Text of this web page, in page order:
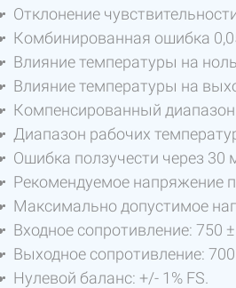
Отклонение
Комбинированная ошибка
Влияние температуры на
Влияние температуры на
Компенсированный диапазон
Диапазон рабочих
Ошибка ползучести через 30
Рекомендуемое напряжение
Максимально допустимое
Входное сопротивление: 750
Выходное сопротивление:
Нулевой баланс: +/- 1% FS.